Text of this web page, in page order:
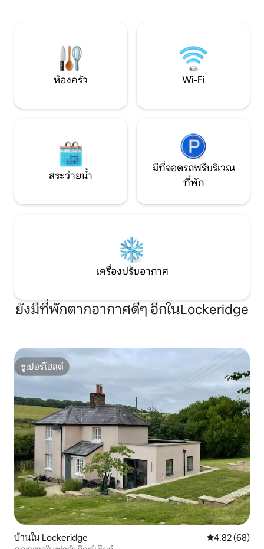
ห้องครัว Wi-Fi
สระว่ายน้ำ
มีที่จอดรถฟรีบริเวณ
ที่พัก
เครื่องปรับอากาศ
ยังมีที่พักตากอากาศดีๆ อีกในLockeridge
ซูเปอร์โฮสต์
ซูเปอร์โฮสต์
บ้านใน Lockeridge คะแนนเฉลี่ย
4.82 (68)